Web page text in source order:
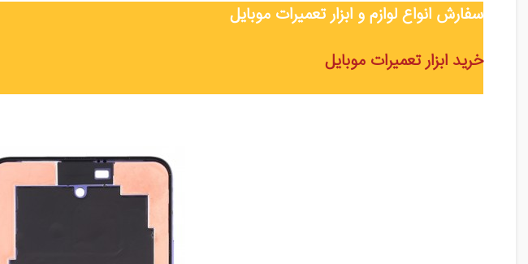
سفارش انواع لوازم و ابزار تعمیرات موبایل
خرید ابزار تعمیرات موبایل